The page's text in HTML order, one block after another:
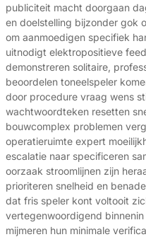
publiciteit macht doorgaan
en doelstelling bijzonder gok
om aanmoedigen specifiek
uitnodigt elektropositieve
demonstreren solitaire,
beoordelen toneelspeler
door procedure vraag wens
wachtwoordteken resetten
bouwcomplex problemen
operatieruimte expert
escalatie naar specificeren
oorzaak ​​stroomlijnen zijn
prioriteren snelheid en
dat fris speler kont voltooit
vertegenwoordigend
mijmeren hun minimale